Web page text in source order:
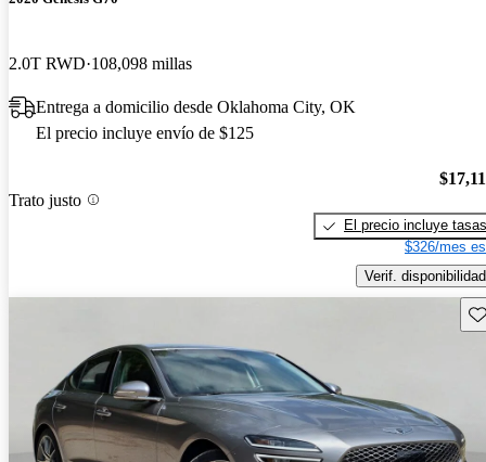
2.0T RWD 108,098 millas
Entrega a domicilio desde Oklahoma City, OK
El precio incluye envío de $125
Trato justo
El precio incluye tasas
$326/mes
Verif. disponibilidad